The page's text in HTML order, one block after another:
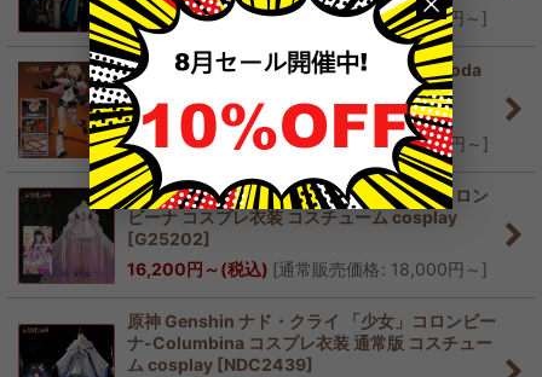
21,600円～(税込)[通常販売価格 : 24,000円 ～ ]
原神 Genshin ナド・クライ ヤフォダ-Jahoda
コスプレ衣装 コスチューム cosplay
[ NDC2445 ]
22,410円～ (税込)[ 通常販売価格: 24,900円 ～ ]
原神 Genshin 原神☆FES 2026「少女」コロン
ビーナ コスプレ衣装 コスチューム cosplay
[G25202]
16,200円 ～(税込) [通常販売価格: 18,000円 ～ ]
原神 Genshin ナド・クライ 「少女」コロンビー
ナ-Columbina コスプレ衣装 通常版 コスチュー
ム cosplay [NDC2439]